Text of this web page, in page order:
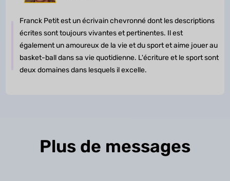
Franck Petit est un écrivain chevronné dont les descriptions
écrites sont toujours vivantes et pertinentes. Il est
également un amoureux de la vie et du sport et aime jouer au
basket-ball dans sa vie quotidienne. L'écriture et le sport sont
deux domaines dans lesquels il excelle.
Plus de messages